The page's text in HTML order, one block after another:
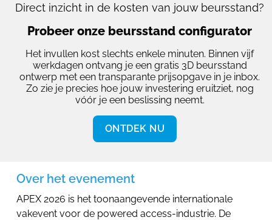
Direct inzicht in de kosten van jouw beursstand?
Probeer onze beursstand configurator
Het invullen kost slechts enkele minuten. Binnen vijf
werkdagen ontvang je een gratis 3D beursstand
ontwerp met een transparante prijsopgave in je inbox.
Zo zie je precies hoe jouw investering eruitziet, nog
vóór je een beslissing neemt.
ONTDEK NU
Over het evenement
APEX 2026 is het toonaangevende internationale
vakevent voor de powered access-industrie. De